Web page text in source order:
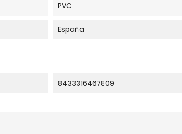
PVC
España
8433316467809